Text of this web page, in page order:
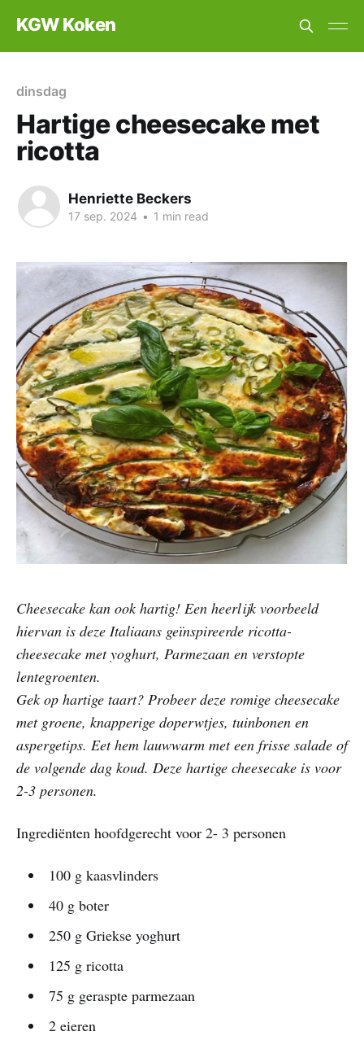
KGW Koken
dinsdag
Hartige cheesecake met
ricotta
Henriette Beckers
17 sep. 2024 • 1 min read
Cheesecake kan ook hartig! Een heerlijk voorbeeld
hiervan is deze Italiaans geïnspireerde ricotta-
cheesecake met yoghurt, Parmezaan en verstopte
lentegroenten.
Gek op hartige taart? Probeer deze romige cheesecake
met groene, knapperige doperwtjes, tuinbonen en
aspergetips. Eet hem lauwwarm met een frisse salade of
de volgende dag koud. Deze hartige cheesecake is voor
2-3 personen.
Ingrediënten hoofdgerecht voor 2- 3 personen
100 g kaasvlinders
40 g boter
250 g Griekse yoghurt
125 g ricotta
75 g geraspte parmezaan
2 eieren